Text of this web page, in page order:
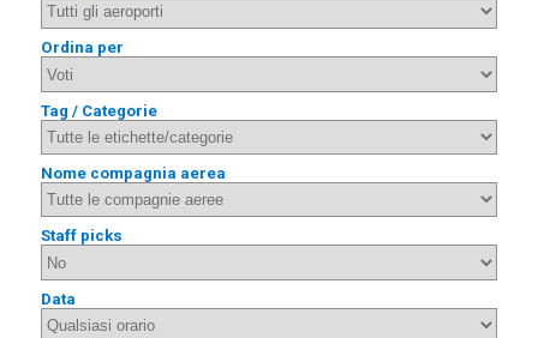
Ordina per
Tag / Categorie
Nome compagnia aerea
Staff picks
Data